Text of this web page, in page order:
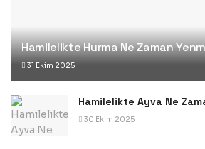
Hamilelikte Hurma Ne Zaman
31 Ekim 2025
Hamilelikte Ayva Ne
30 Ekim 2025